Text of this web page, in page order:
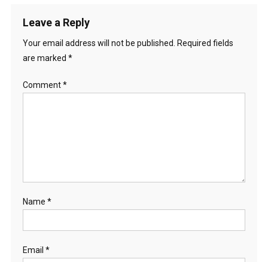
Leave a Reply
Your email address will not be published.
Required fields
are marked *
Comment*
Name *
Email *